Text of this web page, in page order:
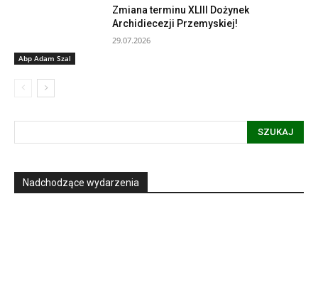
Abp Adam Szal
Zmiana terminu XLIII Dożynek
Archidiecezji Przemyskiej!
29.07.2026
SZUKAJ
Nadchodzące wydarzenia